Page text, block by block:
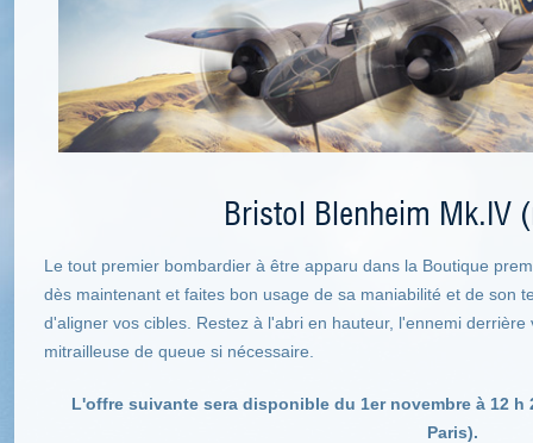
Bristol Blenheim Mk.IV
Le tout premier bombardier à être apparu dans la Boutique
dès maintenant et faites bon usage de sa maniabilité et de son
d'aligner vos cibles. Restez à l'abri en hauteur, l'ennemi
mitrailleuse de queue si nécessaire.
L'offre suivante sera disponible du 1er novembre à 12 h
Paris).